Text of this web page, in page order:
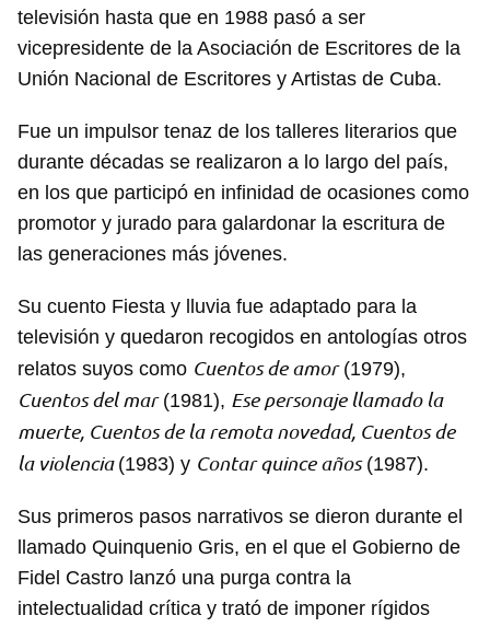
televisión hasta que en 1988 pasó a ser
vicepresidente de la Asociación de Escritores de la
Unión Nacional de Escritores y Artistas de Cuba.
Fue un impulsor tenaz de los talleres literarios que
durante décadas se realizaron a lo largo del país,
en los que participó en infinidad de ocasiones como
promotor y jurado para galardonar la escritura de
las generaciones más jóvenes.
Su cuento Fiesta y lluvia fue adaptado para la
televisión y quedaron recogidos en antologías otros
relatos suyos como Cuentos de amor(1979),
Cuentos del mar(1981), Ese personaje llamado la
muerte, Cuentos de la remota novedad, Cuentos de
la violencia (1983) y Contar quince años(1987).
Sus primeros pasos narrativos se dieron durante el
llamado Quinquenio Gris, en el que el Gobierno de
Fidel Castro lanzó una purga contra la
intelectualidad crítica y trató de imponer rígidos